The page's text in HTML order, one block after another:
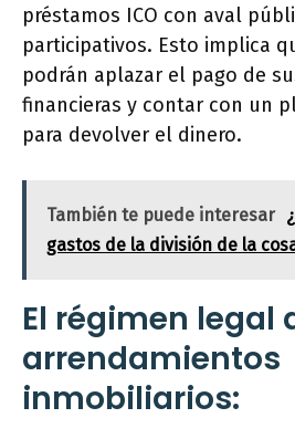
préstamos ICO con aval
participativos. Esto implica
podrán aplazar el pago de
financieras y contar con un
para devolver el dinero.
También te puede interesar
gastos de la división de la
El régimen legal
arrendamientos
inmobiliarios: